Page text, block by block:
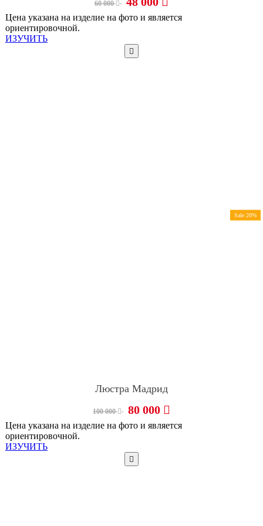
60 000
Цена указана на изделие на фото и является
ориентировочной.
ИЗУЧИТЬ
Sale 20%
Люстра Мадрид
100 000 80 000
Цена указана на изделие на фото и является
ориентировочной.
ИЗУЧИТЬ